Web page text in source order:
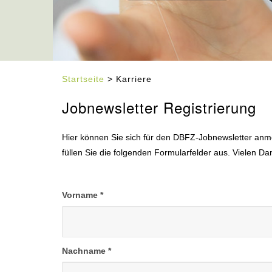
Startseite > Karriere
Jobnewsletter Registrierung
Hier können Sie sich für den DBFZ-Jobnewsletter
füllen Sie die folgenden Formularfelder aus. Vielen
Vorname *
Nachname *